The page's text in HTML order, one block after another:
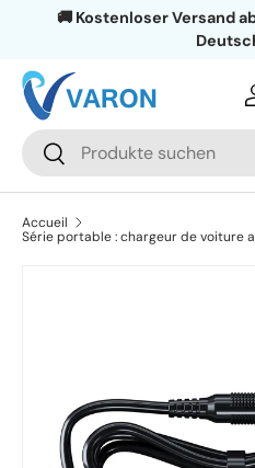
🚚 Kostenloser Versand
Recherche
Rechercher
Accueil
Série portable : chargeur de voiture